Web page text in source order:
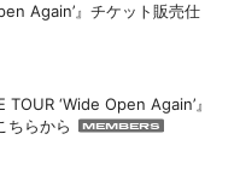
Again’』チケット販売仕
‘Wide Open Again’』
ちらから